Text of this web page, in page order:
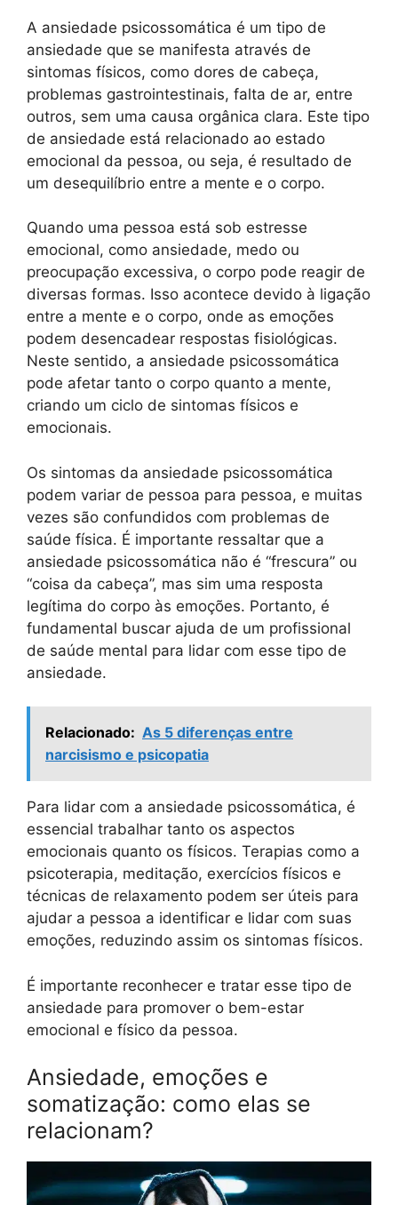
A ansiedade psicossomática é um tipo de
ansiedade que se manifesta através de
sintomas físicos, como dores de cabeça,
problemas gastrointestinais, falta de ar, entre
outros, sem uma causa orgânica clara. Este tipo
de ansiedade está relacionado ao estado
emocional da pessoa, ou seja, é resultado de
um desequilíbrio entre a mente e o corpo.
Quando uma pessoa está sob estresse
emocional, como ansiedade, medo ou
preocupação excessiva, o corpo pode reagir de
diversas formas. Isso acontece devido à ligação
entre a mente e o corpo, onde as emoções
podem desencadear respostas fisiológicas.
Neste sentido, a ansiedade psicossomática
pode afetar tanto o corpo quanto a mente,
criando um ciclo de sintomas físicos e
emocionais.
Os sintomas da ansiedade psicossomática
podem variar de pessoa para pessoa, e muitas
vezes são confundidos com problemas de
saúde física. É importante ressaltar que a
ansiedade psicossomática não é “frescura” ou
“coisa da cabeça”, mas sim uma resposta
legítima do corpo às emoções. Portanto, é
fundamental buscar ajuda de um profissional
de saúde mental para lidar com esse tipo de
ansiedade.
Relacionado: As 5 diferenças entre
narcisismo e psicopatia
Para lidar com a ansiedade psicossomática, é
essencial trabalhar tanto os aspectos
emocionais quanto os físicos. Terapias como a
psicoterapia, meditação, exercícios físicos e
técnicas de relaxamento podem ser úteis para
ajudar a pessoa a identificar e lidar com suas
emoções, reduzindo assim os sintomas físicos.
É importante reconhecer e tratar esse tipo de
ansiedade para promover o bem-estar
emocional e físico da pessoa.
Ansiedade, emoções e
somatização: como elas se
relacionam?